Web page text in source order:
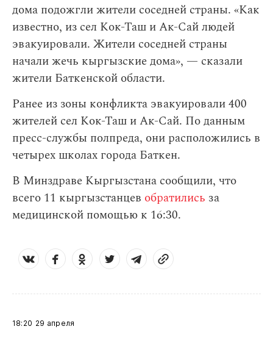
дома подожгли жители соседней страны. «Как
известно, из сел Кок-Таш и Ак-Сай людей
эвакуировали. Жители соседней страны
начали жечь кыргызские дома», — сказали
жители Баткенской области.
Ранее из зоны конфликта эвакуировали 400
жителей сел Кок-Таш и Ак-Сай. По данным
пресс-службы полпреда, они расположились в
четырех школах города Баткен.
В Минздраве Кыргызстана сообщили, что
всего 11 кыргызстанцев обратились за
медицинской помощью к 16:30.
18:20 29 апреля